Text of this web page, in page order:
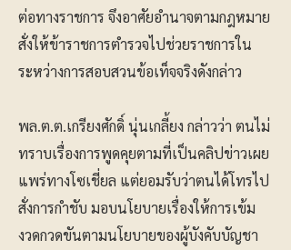
ต่อทางราชการ จึงอาศัยอำนาจตามกฎหมาย
สั่งให้ข้าราชการตำรวจไปช่วยราชการใน
ระหว่างการสอบสวนข้อเท็จจริงดังกล่าว
พล.ต.ต.เกรียงศักดิ์ นุ่นเกลี้ยง กล่าวว่า ตนไม่
ทราบเรื่องการพูดคุยตามที่เป็นคลิปข่าวเผย
แพร่ทางโซเชี่ยล แต่ยอมรับว่าตนได้โทรไป
สั่งการกำชับ มอบนโยบายเรื่องให้การเข้ม
งวดกวดขันตามนโยบายของผู้บังคับบัญชา